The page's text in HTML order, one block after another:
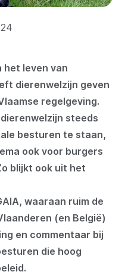
het leven van
dierenwelzijn geven
regelgeving.
steeds
besturen te staan,
ook voor burgers
blijkt ook uit het
waaraan ruim de
(en België)
en commentaar bij
die hoog